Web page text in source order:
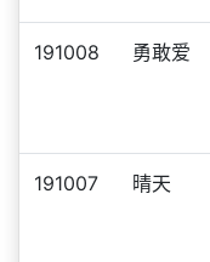
191008 勇敢爱
191007 晴天